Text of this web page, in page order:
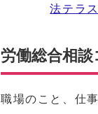
法テラ
労働総合相談
職場のこと、仕